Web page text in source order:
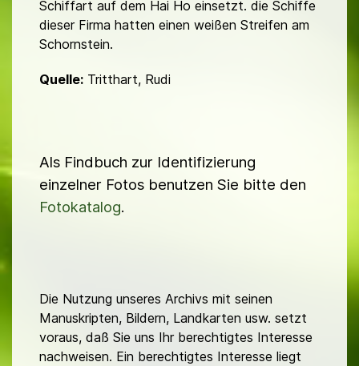
Schiffart auf dem Hai Ho einsetzt. die Schiffe
dieser Firma hatten einen weißen Streifen am
Schornstein.
Quelle: Tritthart, Rudi
Als Findbuch zur Identifizierung
einzelner Fotos benutzen Sie bitte den
Fotokatalog.
Die Nutzung unseres Archivs mit seinen
Manuskripten, Bildern, Landkarten usw. setzt
voraus, daß Sie uns Ihr berechtigtes Interesse
nachweisen. Ein berechtigtes Interesse liegt